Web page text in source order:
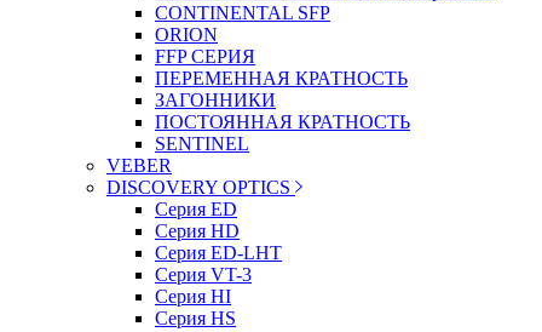
CONTINENTAL SFP
ORION
FFP СЕРИЯ
ПЕРЕМЕННАЯ КРАТНОСТЬ
ЗАГОННИКИ
ПОСТОЯННАЯ КРАТНОСТЬ
SENTINEL
VEBER
DISCOVERY OPTICS
Серия ED
Серия HD
Серия ED-LHT
Серия VT-3
Серия HI
Серия HS